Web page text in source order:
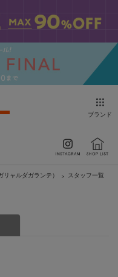
ブランド
リャルダガランテ） スタッフ一覧